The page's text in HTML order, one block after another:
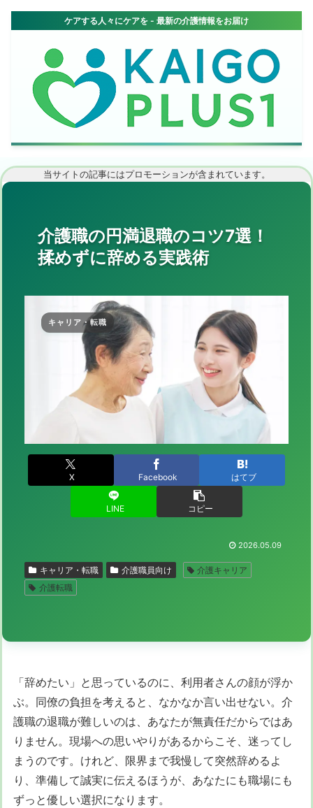
当サイトの記事にはプロモーションが含まれています。
介護職の円満退職のコツ7選！
揉めずに辞める実践術
キャリア・転職
X Facebook はてブ
LINE コピー
2026.05.09
キャリア・転職 介護職員向け
介護キャリア
介護転職
「辞めたい」と思っているのに、利用者さんの顔が浮か
ぶ。同僚の負担を考えると、なかなか言い出せない。介
護職の退職が難しいのは、あなたが無責任だからではあ
りません。現場への思いやりがあるからこそ、迷ってし
まうのです。けれど、限界まで我慢して突然辞めるよ
り、準備して誠実に伝えるほうが、あなたにも職場にも
ずっと優しい選択になります。